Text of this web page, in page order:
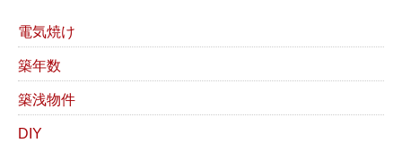
電気焼け
築年数
築浅物件
DIY